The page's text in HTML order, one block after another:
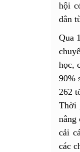
hội
dân
Qua
học,
90%
262
Thời
nâng
cải
các